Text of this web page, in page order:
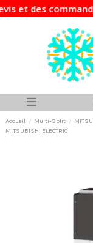
commandes
Accueil Multi-Split
MITSUBISHI ELECTRIC